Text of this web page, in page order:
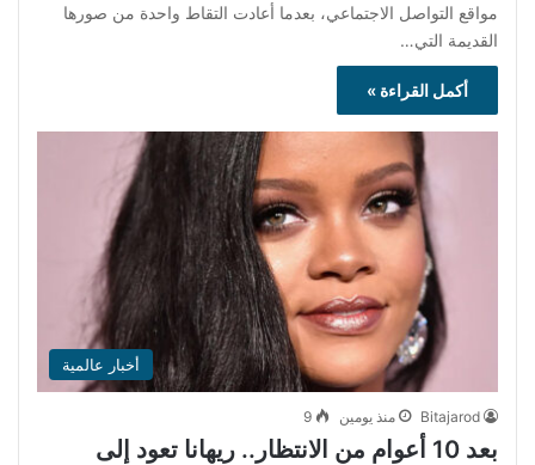
مواقع التواصل الاجتماعي، بعدما أعادت التقاط واحدة من صورها
القديمة التي…
أكمل القراءة »
أخبار عالمية
Bitajarod منذ يومين 9
بعد 10 أعوام من الانتظار.. ريهانا تعود إلى